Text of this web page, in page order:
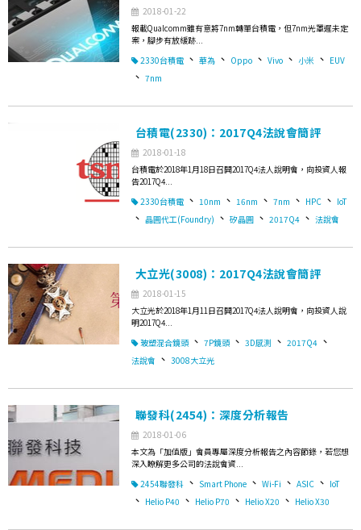
2018-01-22
報載Qualcomm雖有意將7nm轉單台積電，但7nm光罩遲未定
案，腳步有放緩跡...
2330台積電 、 華為 、 Oppo 、 Vivo 、 小米 、 EUV
、 7nm
台積電(2330)：2017Q4法說會簡評
2018-01-18
台積電於2018年1月18日召開2017Q4法人說明會，向投資人報
告2017Q4...
2330台積電 、 10nm 、 16nm 、 7nm 、 HPC 、 IoT
、 晶圓代工(Foundry) 、 矽晶圓 、 2017Q4 、 法說會
大立光(3008)：2017Q4法說會簡評
2018-01-15
大立光於2018年1月11日召開2017Q4法人說明會，向投資人說
明2017Q4...
玻塑混合鏡頭 、 7P鏡頭 、 3D感測 、 2017Q4 、
法說會 、 3008大立光
聯發科(2454)：深度分析報告
2018-01-06
本文為「加值版」會員專屬深度分析報告之內容節錄，若您想
深入瞭解更多公司的法說會資...
2454聯發科 、 Smart Phone 、 Wi-Fi 、 ASIC 、 IoT
、 Helio P40 、 Helio P70 、 Helio X20 、 Helio X30